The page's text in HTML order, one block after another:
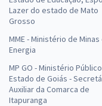
Lazer do estado de Mato
Grosso
MME - Ministério de Minas
Energia
MP GO - Ministério
Estado de Goiás -
Auxiliar da Comarca de
Itapuranga